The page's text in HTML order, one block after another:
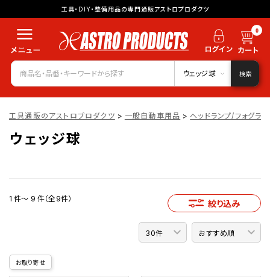
工具・DIY・整備用品の専門通販アストロプロダクツ
0
ウェッジ球 検索
工具通販のアストロプロダクツ > 一般自動車用品 > ヘッドランプ/フォグラ
ウェッジ球
1 件～ 9 件（全9件） 絞り込み
お取り寄せ